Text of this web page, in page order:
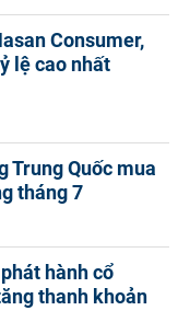
Consumer,
lệ cao nhất
Trung Quốc mua
tháng 7
hành cổ
thanh khoản